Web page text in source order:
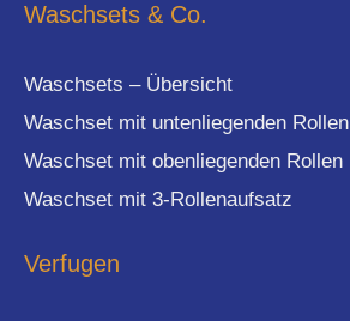
Waschsets & Co.
Waschsets – Übersicht
Waschset mit untenliegenden Rollen
Waschset mit obenliegenden Rollen
Waschset mit 3-Rollenaufsatz
Verfugen